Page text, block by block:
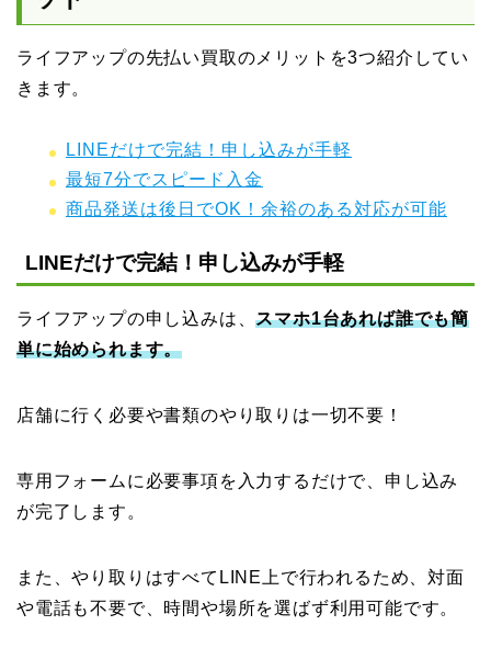
ライフアップの先払い買取のメリットを3つ紹介してい
きます。
LINEだけで完結！申し込みが手軽
最短7分でスピード入金
商品発送は後日でOK！余裕のある対応が可能
LINEだけで完結！申し込みが手軽
ライフアップの申し込みは、スマホ1台あれば誰でも簡
単に始められます。
店舗に行く必要や書類のやり取りは一切不要！
専用フォームに必要事項を入力するだけで、申し込み
が完了します。
また、やり取りはすべてLINE上で行われるため、対面
や電話も不要で、時間や場所を選ばず利用可能です。